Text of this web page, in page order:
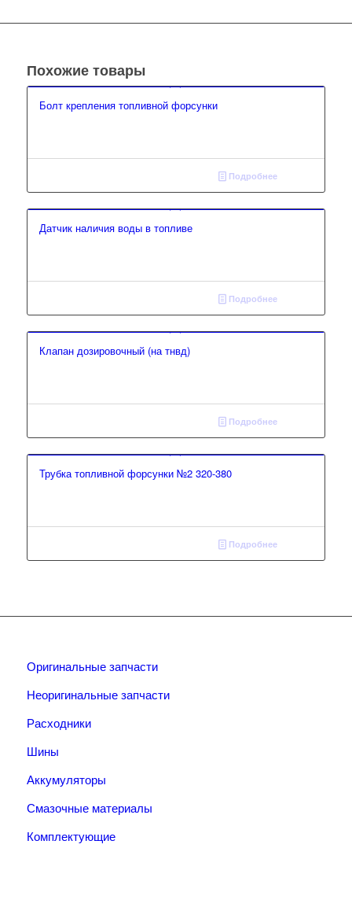
Похожие товары
Болт крепления топливной форсунки
Подробнее
Датчик наличия воды в топливе
Подробнее
Клапан дозировочный (на тнвд)
Подробнее
Трубка топливной форсунки №2 320-380
Подробнее
Оригинальные запчасти
Неоригинальные запчасти
Расходники
Шины
Аккумуляторы
Смазочные материалы
Комплектующие